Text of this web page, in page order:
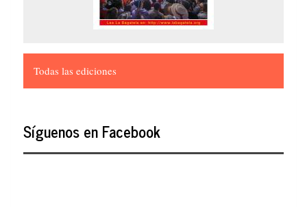
Todas las ediciones
Síguenos en Facebook